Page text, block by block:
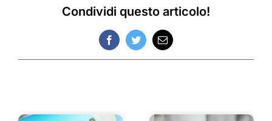
Condividi questo articolo!
FacebookTwitterEmail